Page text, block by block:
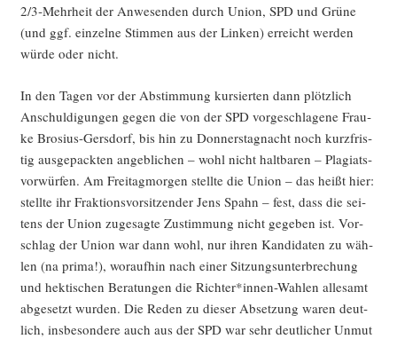
2/3‑Mehrheit der Anwe­sen­den durch Uni­on, SPD und Grü­ne
(und ggf. ein­zel­ne Stim­men aus der Lin­ken) erreicht wer­den
wür­de oder nicht.
In den Tagen vor der Abstim­mung kur­sier­ten dann plötz­lich
Anschul­di­gun­gen gegen die von der SPD vor­ge­schla­ge­ne Frau­
ke Bro­si­us-Gers­dorf, bis hin zu Don­ners­tag­nacht noch kurz­fris­
tig aus­ge­pack­ten angeb­li­chen – wohl nicht halt­ba­ren – Pla­gi­ats­
vor­wür­fen. Am Frei­tag­mor­gen stell­te die Uni­on – das heißt hier:
stell­te ihr Frak­ti­ons­vor­sit­zen­der Jens Spahn – fest, dass die sei­
tens der Uni­on zuge­sag­te Zustim­mung nicht gege­ben ist. Vor­
schlag der Uni­on war dann wohl, nur ihren Kan­di­da­ten zu wäh­
len (na pri­ma!), wor­auf­hin nach einer Sit­zungs­un­ter­bre­chung
und hek­ti­schen Bera­tun­gen die Richter*innen-Wahlen alle­samt
abge­setzt wur­den. Die Reden zu die­ser Abset­zung waren deut­
lich, ins­be­son­de­re auch aus der SPD war sehr deut­li­cher Unmut